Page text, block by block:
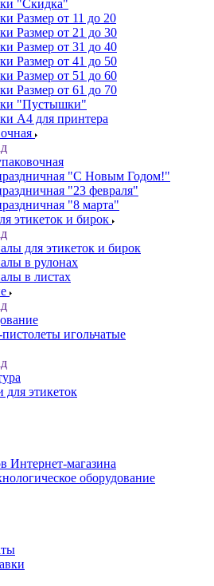
"Скидка"
Размер от 11 до 20
Размер от 21 до 30
Размер от 31 до 40
Размер от 41 до 50
Размер от 51 до 60
Размер от 61 до 70
"Пустышки"
А4 для принтера
"С Новым Годом!"
"23 февраля"
"8 марта"
этикеток и бирок
для этикеток и бирок
в рулонах
в листах
игольчатые
для этикеток
Интернет-магазина
оборудование